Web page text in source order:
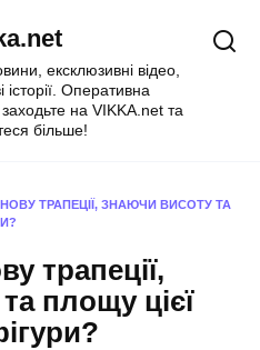
ексклюзивні відео,
історії. Оперативна
на VIKKA.net та
більше!
ТРАПЕЦІЇ, ЗНАЮЧИ ВИСОТУ ТА
трапеції,
площу цієї